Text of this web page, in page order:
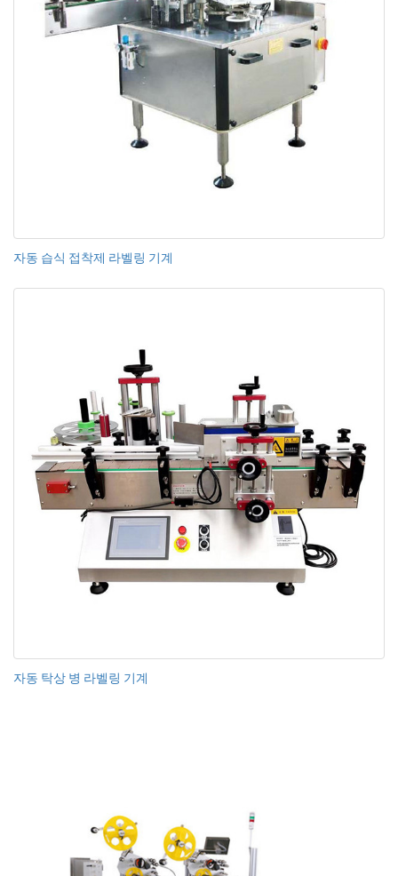
자동 습식 접착제 라벨링 기계
자동 탁상 병 라벨링 기계